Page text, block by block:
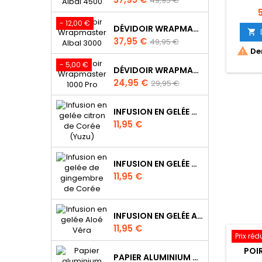
de
- 12,00 € DÉVIDOIR WRAPMASTER ALBAL 3000 - 63M98
Prix
37,95 € Prix
de
49,95 €
- 5,00 € DÉVIDOIR WRAPMASTER 1000 PRO - 63M10
Prix
24,95 € Prix
de
29,95 €
INFUSION EN GELÉE CITRON DE CORÉE (YUZU)
Prix
11,95 €
INFUSION EN GELÉE DE GINGEMBRE DE CORÉE
Prix
11,95 €
INFUSION EN GELÉE ALOÉ VÉRA
Prix
11,95 €
PAPIER ALUMINIUM POUR WRAPMASTER 1000 PRO - 34C27


Prix